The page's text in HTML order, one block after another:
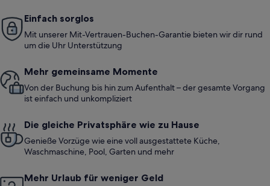
Einfach sorglos
Mit unserer Mit-Vertrauen-Buchen-Garantie bieten wir dir rund
um die Uhr Unterstützung
Mehr gemeinsame Momente
Von der Buchung bis hin zum Aufenthalt – der gesamte Vorgang
ist einfach und unkompliziert
Die gleiche Privatsphäre wie zu Hause
Genieße Vorzüge wie eine voll ausgestattete Küche,
Waschmaschine, Pool, Garten und mehr
Mehr Urlaub für weniger Geld